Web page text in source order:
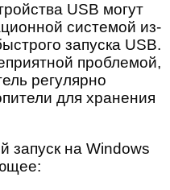
USB могут
системой из-
запуска USB.
проблемой,
регулярно
для хранения
запуск на Windows